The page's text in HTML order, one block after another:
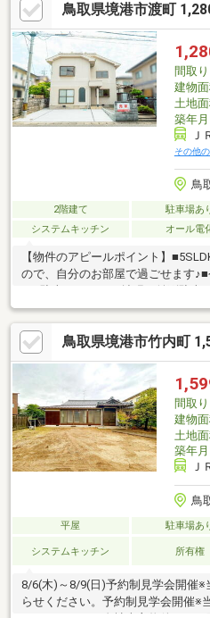
鳥取県境港市渡町
間取り
建物
土地
築年月
その他
鳥
2階建て 駐車場あ
システムキッチン
オール電
【物件のアピールポイント】
ので、自分のお部屋で過ごせます♪■
み■駐車スペースを拡張！並列駐車
【周辺環境】■渡小学校まで徒歩約
ス境港渡店まで車で約2分■トライ
ォームにつきましては、リフォーム
お気軽にご相談ください。
鳥取県境港市竹内町
間取り
建物
土地
築年月
Ｊ
鳥
平屋 駐車場あ
システムキッチン 所有権
8/6(木)～8/9(日)予約制見学会開催※
らせください。予約制見学会開催※